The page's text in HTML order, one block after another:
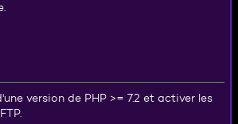
version de PHP >= 7.2 et activer les